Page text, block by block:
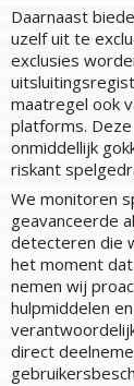
Daarnaast
uzelf uit te
exclusies
maatregel ook
platforms.
onmiddellijk
riskant
We monitoren
geavanceerde
detecteren die
het moment
nemen wij
hulpmiddelen
direct